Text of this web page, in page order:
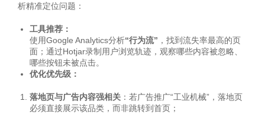
析精准定位问题：
工具推荐：
使用Google Analytics分析“行为流” ，找到流失率最高的页
面；通过Hotjar录制用户浏览轨迹，观察哪些内容被忽略、
哪些按钮未被点击。
优化优先级：
落地页与广告内容强相关 ：若广告推广“工业机械”，落地页
必须直接展示该品类，而非跳转到首页；